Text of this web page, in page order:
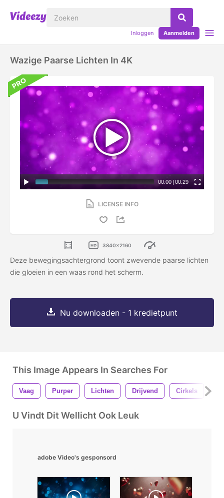
Inloggen Aanmelden
Wazige Paarse Lichten In 4K
00:00 | 00:29
LICENSE INFO
3840x2160
Deze bewegingsachtergrond toont zwevende paarse lichten
die gloeien in een waas rond het scherm.
Nu downloaden - 1 kredietpunt
This Image Appears In Searches For
Vaag Purper Lichten Drijvend Cirkels
U Vindt Dit Wellicht Ook Leuk
adobe Video's gesponsord